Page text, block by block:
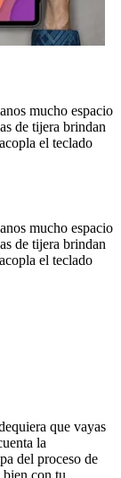
mucho espacio
de tijera brindan
el teclado
mucho espacio
de tijera brindan
el teclado
que vayas
la
del proceso de
bien con tu